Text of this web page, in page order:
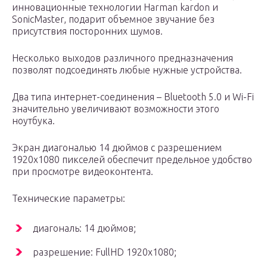
инновационные технологии Harman kardon и
SonicMaster, подарит объемное звучание без
присутствия посторонних шумов.
Несколько выходов различного предназначения
позволят подсоединять любые нужные устройства.
Два типа интернет-соединения – Bluetooth 5.0 и Wi-Fi
значительно увеличивают возможности этого
ноутбука.
Экран диагональю 14 дюймов с разрешением
1920х1080 пикселей обеспечит предельное удобство
при просмотре видеоконтента.
Технические параметры:
диагональ: 14 дюймов;
разрешение: FullHD 1920х1080;